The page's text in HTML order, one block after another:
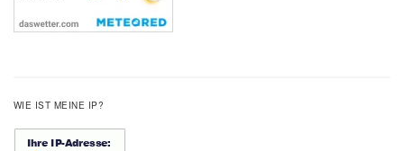
WIE IST MEINE IP?